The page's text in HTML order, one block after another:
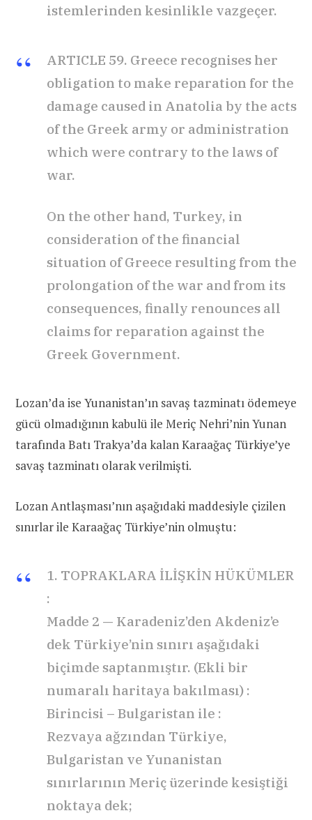
istemlerinden kesinlikle vazgeçer.
ARTICLE 59. Greece recognises her
obligation to make reparation for the
damage caused in Anatolia by the acts
of the Greek army or administration
which were contrary to the laws of
war.
On the other hand, Turkey, in
consideration of the financial
situation of Greece resulting from the
prolongation of the war and from its
consequences, finally renounces all
claims for reparation against the
Greek Government.
Lozan’da ise Yunanistan’ın savaş tazminatı ödemeye
gücü olmadığının kabulü ile Meriç Nehri’nin Yunan
tarafında Batı Trakya’da kalan Karaağaç Türkiye’ye
savaş tazminatı olarak verilmişti.
Lozan Antlaşması’nın aşağıdaki maddesiyle çizilen
sınırlar ile Karaağaç Türkiye’nin olmuştu:
1. TOPRAKLARA İLİŞKİN HÜKÜMLER
:
Madde 2 — Karadeniz’den Akdeniz’e
dek Türkiye’nin sınırı aşağıdaki
biçimde saptanmıştır. (Ekli bir
numaralı haritaya bakılması) :
Birincisi – Bulgaristan ile :
Rezvaya ağzından Türkiye,
Bulgaristan ve Yunanistan
sınırlarının Meriç üzerinde kesiştiği
noktaya dek;